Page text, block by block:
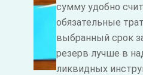
сумму удобно
обязательные
выбранный срок
резерв лучше в
ликвидных